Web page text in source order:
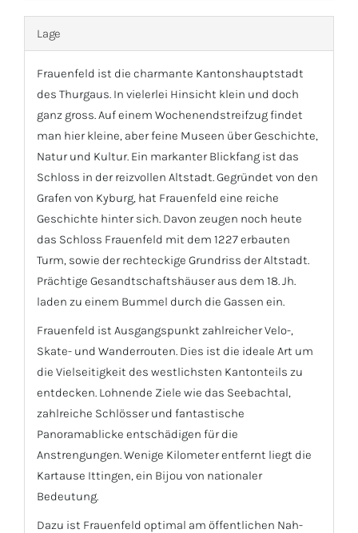
Lage
Frauenfeld ist die charmante Kantonshauptstadt
des Thurgaus. In vielerlei Hinsicht klein und doch
ganz gross. Auf einem Wochenendstreifzug findet
man hier kleine, aber feine Museen über Geschichte,
Natur und Kultur. Ein markanter Blickfang ist das
Schloss in der reizvollen Altstadt. Gegründet von den
Grafen von Kyburg, hat Frauenfeld eine reiche
Geschichte hinter sich. Davon zeugen noch heute
das Schloss Frauenfeld mit dem 1227 erbauten
Turm, sowie der rechteckige Grundriss der Altstadt.
Prächtige Gesandtschaftshäuser aus dem 18. Jh.
laden zu einem Bummel durch die Gassen ein.
Frauenfeld ist Ausgangspunkt zahlreicher Velo-,
Skate- und Wanderrouten. Dies ist die ideale Art um
die Vielseitigkeit des westlichsten Kantonteils zu
entdecken. Lohnende Ziele wie das Seebachtal,
zahlreiche Schlösser und fantastische
Panoramablicke entschädigen für die
Anstrengungen. Wenige Kilometer entfernt liegt die
Kartause Ittingen, ein Bijou von nationaler
Bedeutung.
Dazu ist Frauenfeld optimal am öffentlichen Nah-